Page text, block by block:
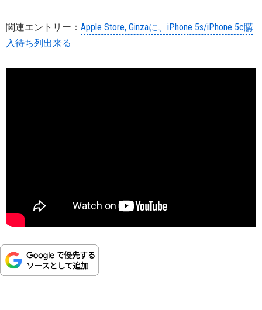
関連エントリー： Apple Store, Ginzaに、iPhone 5s/iPhone 5c購
入待ち列出来る